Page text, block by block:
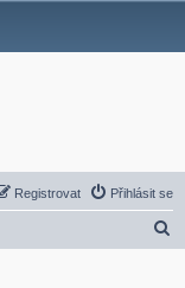
Přihlásit se
Registrovat